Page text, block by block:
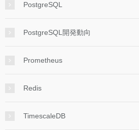
PostgreSQL
PostgreSQL開発動向
Prometheus
Redis
TimescaleDB